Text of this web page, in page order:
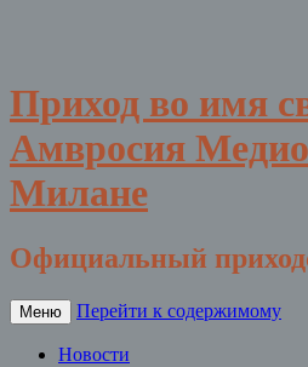
Приход во имя
Амвросия
Милане
Официальный
Меню Перейти к содержимому
Новости